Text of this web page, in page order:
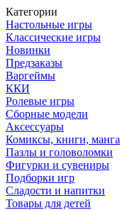
Категории
Настольные игры
Классические игры
Новинки
Предзаказы
Варгеймы
ККИ
Ролевые игры
Сборные модели
Аксессуары
Комиксы, книги, манга
Пазлы и головоломки
Фигурки и сувениры
Подборки игр
Сладости и напитки
Товары для детей